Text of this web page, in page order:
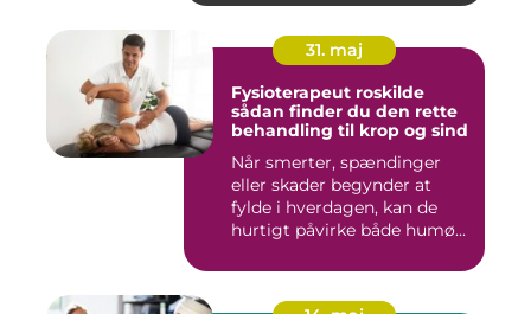
31. maj
Fysioterapeut roskilde
sådan finder du den rette
behandling til krop og sind
Når smerter, spændinger
eller skader begynder at
fylde i hverdagen, kan de
hurtigt påvirke både humø...